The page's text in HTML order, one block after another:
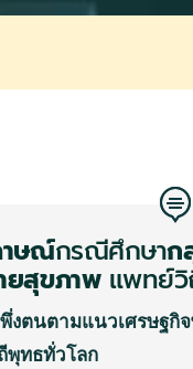
าษณ์กรณีศึกษาก
ยสุขภาพ แพทย์
ตนตามแนวเศรษฐกิ
พุทธทั่วโลก